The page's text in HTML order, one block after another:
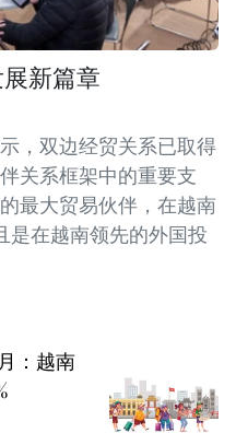
新篇章
，双边经贸关系已取得
关系框架中的重要支
最大贸易伙伴，在越南
是在越南领先的外国投
：越南